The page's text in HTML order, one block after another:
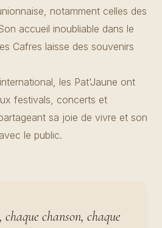
notamment celles des
accueil inoubliable dans le
Cafres laisse des souvenirs
les Pat'Jaune ont
festivals, concerts et
sa joie de vivre et son
le public.
chaque chanson, chaque